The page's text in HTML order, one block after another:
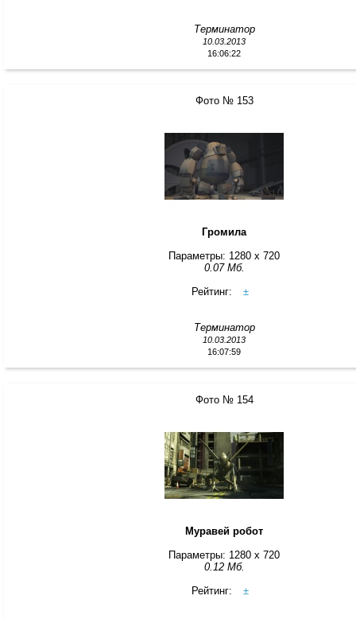
Терминатор
10.03.2013
16:06:22
Фото № 153
Громила
Параметры: 1280 x 720
0.07 Мб.
Рейтинг:
±
Терминатор
10.03.2013
16:07:59
Фото № 154
Муравей робот
Параметры: 1280 x 720
0.12 Мб.
Рейтинг:
±